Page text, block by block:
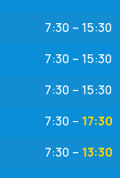
7:30 – 15:30
7:30 – 15:30
7:30 – 15:30
7:30 – 17:30
7:30 – 13:30